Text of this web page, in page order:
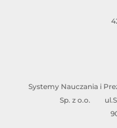
Systemy Nauczania i
Sp. z o.o.